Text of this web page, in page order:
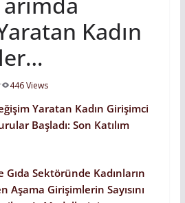
Kadın
446 Views
Yaratan Kadın Girişimci
Başladı: Son Katılım
Gıda Sektöründe Kadınların
Aşama Girişimlerin Sayısını